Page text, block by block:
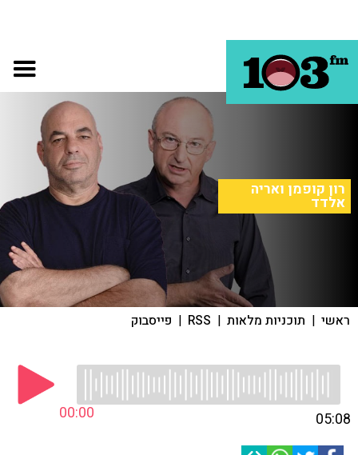
רון קופמן ואריה
אלדד
ראשי | תוכניות מלאות |
RSS
| פייסבוק
00:00 05:08